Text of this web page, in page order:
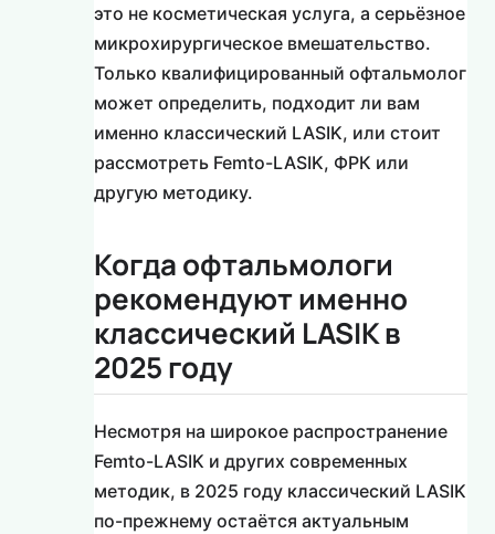
это не косметическая услуга, а серьёзное
микрохирургическое вмешательство.
Только квалифицированный офтальмолог
может определить, подходит ли вам
именно классический LASIK, или стоит
рассмотреть Femto-LASIK, ФРК или
другую методику.
Когда офтальмологи
рекомендуют именно
классический LASIK в
2025 году
Несмотря на широкое распространение
Femto-LASIK и других современных
методик, в 2025 году классический LASIK
по-прежнему остаётся актуальным